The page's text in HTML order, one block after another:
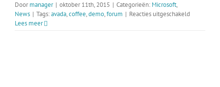
Doormanager | oktober 11th, 2015 | Categorieën: Microsoft,
News | Tags:avada,coffee,demo,forum | Reacties uitgeschakeld
Lees meer